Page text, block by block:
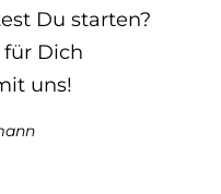
Du starten?
Dich
uns!